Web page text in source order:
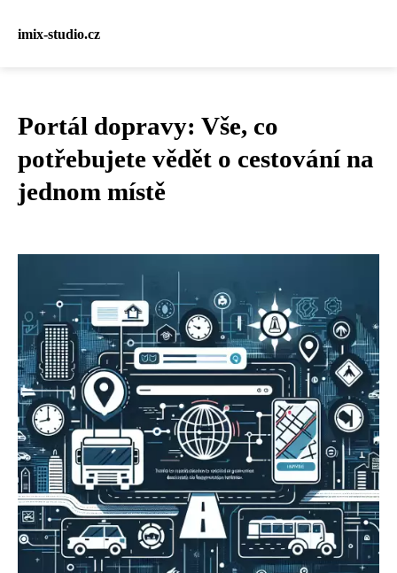
imix-studio.cz
Portál dopravy: Vše, co
potřebujete vědět o cestování na
jednom místě